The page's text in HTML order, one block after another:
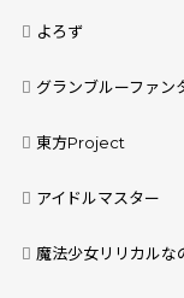
よろず
グランブルーファン
東方Project
アイドルマスター
魔法少女リリカルな